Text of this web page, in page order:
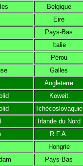
Belgique
Eire
Pays-Bas
Italie
Pérou
Galles
Angleterre
Koweit
Tchécoslovaquie
Irlande du Nord
R.F.A.
Hongrie
Pays-Bas